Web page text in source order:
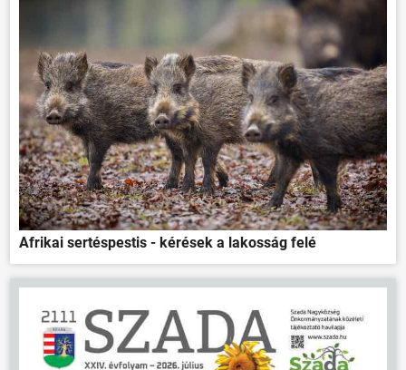
Afrikai sertéspestis - kérések a lakosság felé